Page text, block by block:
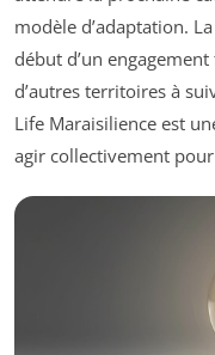
modèle d’adaptation.
début d’un
d’autres territoires à
Life Maraisilience est
agir collectivement